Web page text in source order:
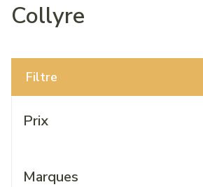
Collyre
Filtre
Prix
Marques